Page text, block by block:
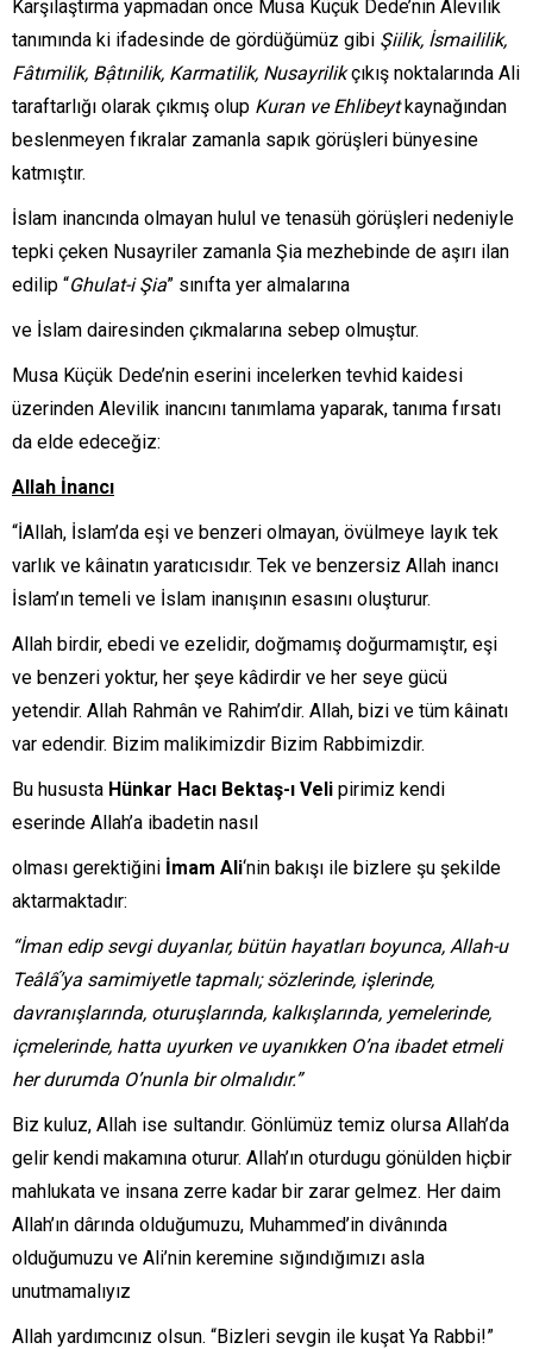
Karşılaştırma yapmadan önce Musa Küçük Dede’nin Alevilik
tanımında ki ifadesinde de gördüğümüz gibi Şiilik, İsmaililik,
Fâtımilik, Bậtınilik, Karmatilik, Nusayrilikçıkış noktalarında Ali
taraftarlığı olarak çıkmış olup Kuran ve Ehlibeytkaynağından
beslenmeyen fıkralar zamanla sapık görüşleri bünyesine
katmıştır.
İslam inancında olmayan hulul ve tenasüh görüşleri nedeniyle
tepki çeken Nusayriler zamanla Şia mezhebinde de aşırı ilan
edilip “Ghulat-i Şia” sınıfta yer almalarına
ve İslam dairesinden çıkmalarına sebep olmuştur.
Musa Küçük Dede’nin eserini incelerken tevhid kaidesi
üzerinden Alevilik inancını tanımlama yaparak, tanıma fırsatı
da elde edeceğiz:
Allah İnancı
“İAllah, İslam’da eşi ve benzeri olmayan, övülmeye layık tek
varlık ve kâinatın yaratıcısıdır. Tek ve benzersiz Allah inancı
İslam’ın temeli ve İslam inanışının esasını oluşturur.
Allah birdir, ebedi ve ezelidir, doğmamış doğurmamıştır, eşi
ve benzeri yoktur, her şeye kâdirdir ve her seye gücü
yetendir. Allah Rahmân ve Rahim’dir. Allah, bizi ve tüm kâinatı
var edendir. Bizim malikimizdir Bizim Rabbimizdir.
Bu hususta Hünkar Hacı Bektaş-ı Veli pirimiz kendi
eserinde Allah’a ibadetin nasıl
olması gerektiğini İmam Ali‘nin bakışı ile bizlere şu şekilde
aktarmaktadır:
“İman edip sevgi duyanlar, bütün hayatları boyunca, Allah-u
Teâlấ’ya samimiyetle tapmalı; sözlerinde, işlerinde,
davranışlarında, oturuşlarında, kalkışlarında, yemelerinde,
içmelerinde, hatta uyurken ve uyanıkken O’na ibadet etmeli
her durumda O’nunla bir olmalıdır.”
Biz kuluz, Allah ise sultandır. Gönlümüz temiz olursa Allah’da
gelir kendi makamına oturur. Allah’ın oturdugu gönülden hiçbir
mahlukata ve insana zerre kadar bir zarar gelmez. Her daim
Allah’ın dârında olduğumuzu, Muhammed’in divânında
olduğumuzu ve Ali’nin keremine sığındığımızı asla
unutmamalıyız
Allah yardımcınız olsun. “Bizleri sevgin ile kuşat Ya Rabbi!”